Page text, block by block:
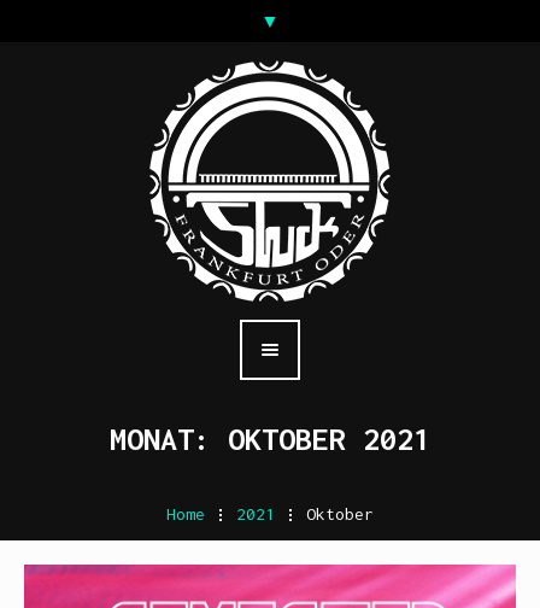
MONAT: OKTOBER 2021
Home . 2021 . Oktober